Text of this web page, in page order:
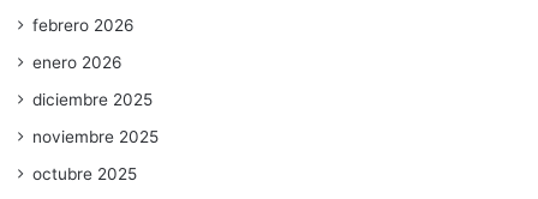
febrero 2026
enero 2026
diciembre 2025
noviembre 2025
octubre 2025